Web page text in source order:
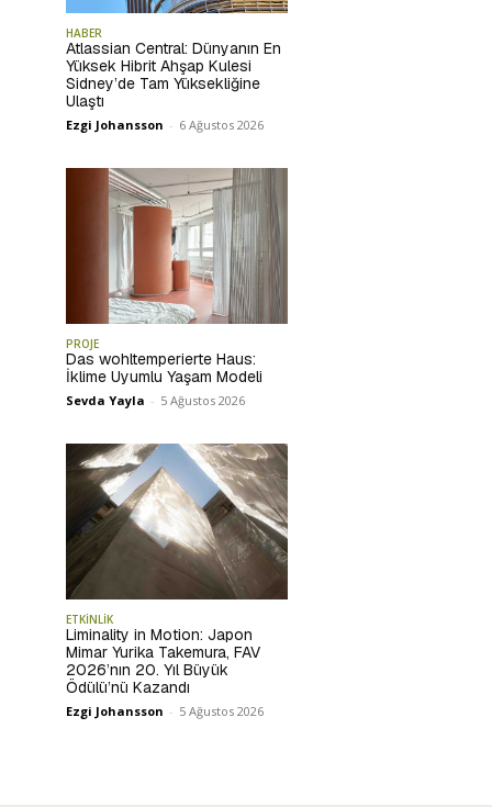
HABER
Atlassian Central: Dünyanın En
Yüksek Hibrit Ahşap Kulesi
Sidney’de Tam Yüksekliğine
Ulaştı
Ezgi Johansson - 6 Ağustos 2026
PROJE
Das wohltemperierte Haus:
İklime Uyumlu Yaşam Modeli
Sevda Yayla - 5 Ağustos 2026
ETKİNLİK
Liminality in Motion: Japon
Mimar Yurika Takemura, FAV
2026’nın 20. Yıl Büyük
Ödülü’nü Kazandı
Ezgi Johansson - 5 Ağustos 2026